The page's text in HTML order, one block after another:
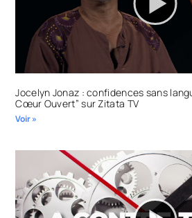
Jocelyn Jonaz : confidences sans
Cœur Ouvert” sur Zitata TV
Voir »